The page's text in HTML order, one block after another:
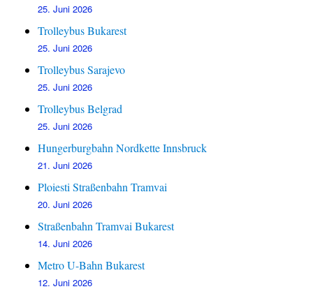
25. Juni 2026
Trolleybus Bukarest
25. Juni 2026
Trolleybus Sarajevo
25. Juni 2026
Trolleybus Belgrad
25. Juni 2026
Hungerburgbahn Nordkette Innsbruck
21. Juni 2026
Ploiesti Straßenbahn Tramvai
20. Juni 2026
Straßenbahn Tramvai Bukarest
14. Juni 2026
Metro U-Bahn Bukarest
12. Juni 2026